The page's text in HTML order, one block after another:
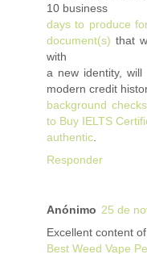
10 business
days to produce
document(s) that
with
a new identity,
modern credit
background
to Buy IELTS
authentic
Responder
Anónimo 25 de
Excellent content
Best Weed Vape